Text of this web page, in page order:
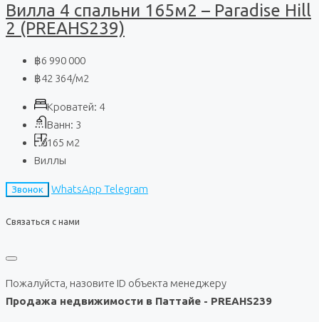
Вилла 4 спальни 165м2 – Paradise Hill
2 (PREAHS239)
฿6 990 000
฿42 364/м2
Кроватей: 4
Ванн: 3
165 м2
Виллы
Звонок WhatsApp Telegram
Связаться с нами
Пожалуйста, назовите ID объекта менеджеру
Продажа недвижимости в Паттайе - PREAHS239